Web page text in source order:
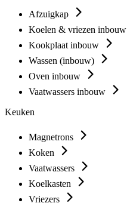
Afzuigkap
Koelen & vriezen inbouw
Kookplaat inbouw
Wassen (inbouw)
Oven inbouw
Vaatwassers inbouw
Keuken
Magnetrons
Koken
Vaatwassers
Koelkasten
Vriezers